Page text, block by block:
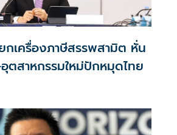
กเครื่องภาษีสรรพสามิต หั่น
ตสาหกรรมใหม่ปักหมุดไทย